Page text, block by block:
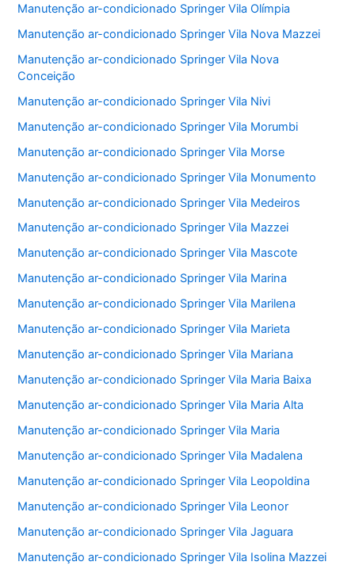
Manutenção ar-condicionado Springer Vila Olímpia
Manutenção ar-condicionado Springer Vila Nova Mazzei
Manutenção ar-condicionado Springer Vila Nova
Conceição
Manutenção ar-condicionado Springer Vila Nivi
Manutenção ar-condicionado Springer Vila Morumbi
Manutenção ar-condicionado Springer Vila Morse
Manutenção ar-condicionado Springer Vila Monumento
Manutenção ar-condicionado Springer Vila Medeiros
Manutenção ar-condicionado Springer Vila Mazzei
Manutenção ar-condicionado Springer Vila Mascote
Manutenção ar-condicionado Springer Vila Marina
Manutenção ar-condicionado Springer Vila Marilena
Manutenção ar-condicionado Springer Vila Marieta
Manutenção ar-condicionado Springer Vila Mariana
Manutenção ar-condicionado Springer Vila Maria Baixa
Manutenção ar-condicionado Springer Vila Maria Alta
Manutenção ar-condicionado Springer Vila Maria
Manutenção ar-condicionado Springer Vila Madalena
Manutenção ar-condicionado Springer Vila Leopoldina
Manutenção ar-condicionado Springer Vila Leonor
Manutenção ar-condicionado Springer Vila Jaguara
Manutenção ar-condicionado Springer Vila Isolina Mazzei